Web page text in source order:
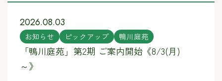
2026.08.03
お知らせ ピックアップ 鴨川庭苑
「鴨川庭苑」第2期 ご案内開始《8/3(月)
～》